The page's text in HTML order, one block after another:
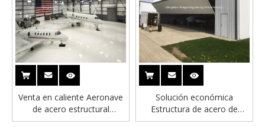
Venta en caliente Aeronave
de acero estructural
Prefabricado Aviones
Solución económica
Estructura de acero de
ingeniería Vanquero de